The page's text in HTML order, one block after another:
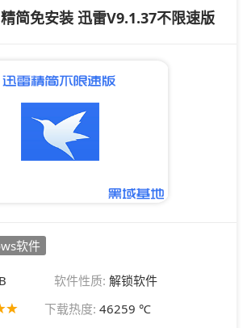
简免安装 迅雷V9.1.37不限速版
软件
软件性质: 解锁软件
下载热度: 46259 ℃